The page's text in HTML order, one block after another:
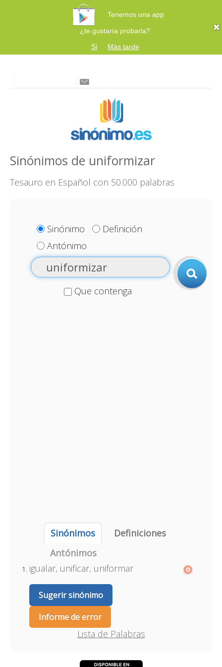
Tenemos una app
¿te gustaría probarla?
Sí
Más tarde
Sinónimos de uniformizar
Tesauro en Español con 50.000 palabras
Sinónimo
Definición
Antónimo
Que contenga
Sinónimos
Definiciones
Antónimos
igualar, unificar, uniformar
Sugerir sinónimo
Informe de error
Lista de Palabras